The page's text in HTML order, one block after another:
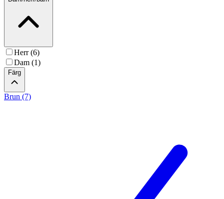
Herr (6)
Dam (1)
Färg
Brun (7)